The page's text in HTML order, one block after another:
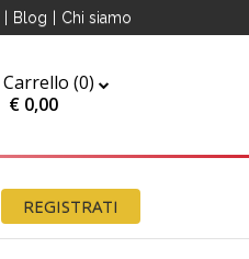
Blog Chi siamo
Carrello (0)
€ 0,00
REGISTRATI